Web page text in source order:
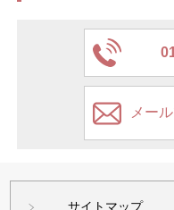
メー
サイトマップ